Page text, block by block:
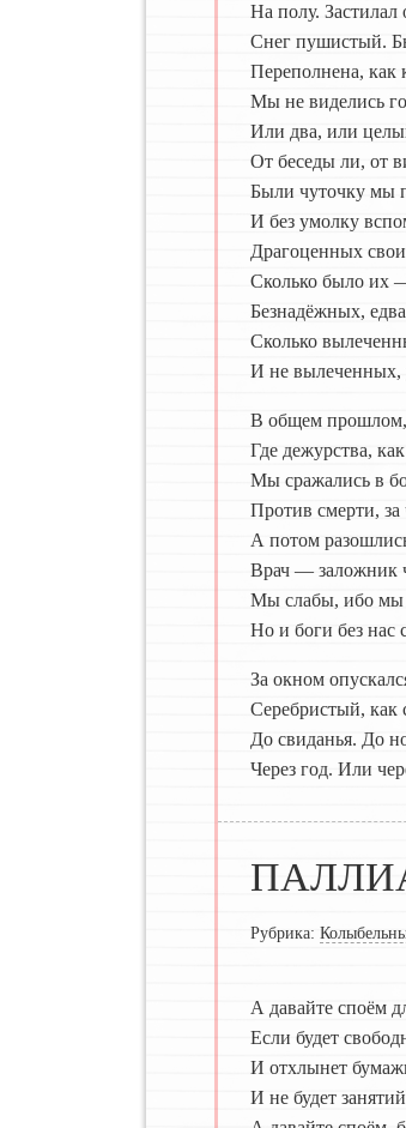
На полу. Застилал
Снег пушистый.
Переполнена, как
Мы не виделись
Или два, или
От беседы ли, от
Были чуточку мы
И без умолку
Драгоценных
Сколько было их
Безнадёжных,
Сколько
И не вылеченных,
В общем
Где дежурства,
Мы сражались в
Против смерти,
А потом
Врач — заложник
Мы слабы, ибо мы
Но и боги без нас
За окном
Серебристый, как
До свиданья. До
Через год. Или
Рубрика:
А давайте споём
Если будет
И отхлынет
И не будет